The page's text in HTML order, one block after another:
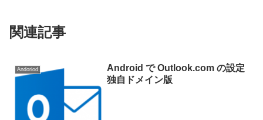
関連記事
Andoriod
Android で Outlook.com の設定
独自ドメイン版